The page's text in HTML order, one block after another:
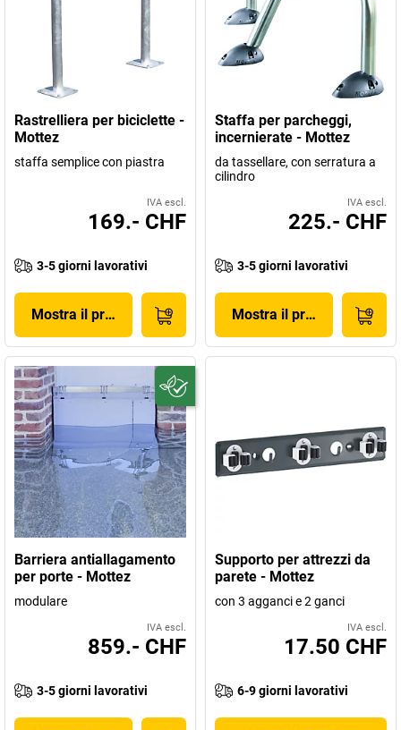
Rastrelliera per biciclette -
Mottez
staffa semplice con piastra
IVA escl.
169.- CHF
3-5 giorni lavorativi
Mostra il prodotto
Staffa per parcheggi,
incernierate - Mottez
da tassellare, con serratura a
cilindro
IVA escl.
225.- CHF
3-5 giorni lavorativi
Mostra il prodotto
Barriera antiallagamento
per porte - Mottez
modulare
IVA escl.
859.- CHF
3-5 giorni lavorativi
Supporto per attrezzi da
parete - Mottez
con 3 agganci e 2 ganci
IVA escl.
17.50 CHF
6-9 giorni lavorativi